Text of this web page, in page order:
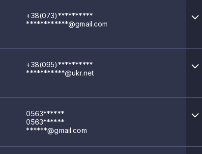
+38(073)**********
************@gmail.com
+38(095)**********
***********@ukr.net
0563******
0563******
******@gmail.com